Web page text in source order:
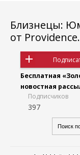
Близнецы:
от
Бесплатная
новостная
Подписчиков
397